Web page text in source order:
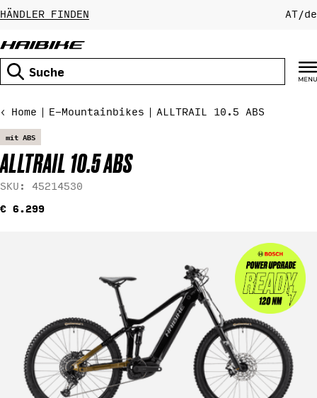
Zum
Inhalt
HÄNDLER FINDEN AT/de
Suchen
Home E-Mountainbikes ALLTRAIL 10.5 ABS
mit ABS
ALLTRAIL 10.5 ABS
SKU: 45214530
Regulärer
€ 6.299
Produktinformationen